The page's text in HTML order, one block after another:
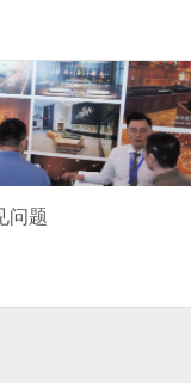
问题